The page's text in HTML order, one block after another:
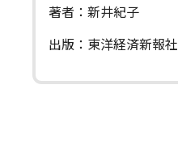
著者：新井紀子
出版：東洋経済新報社